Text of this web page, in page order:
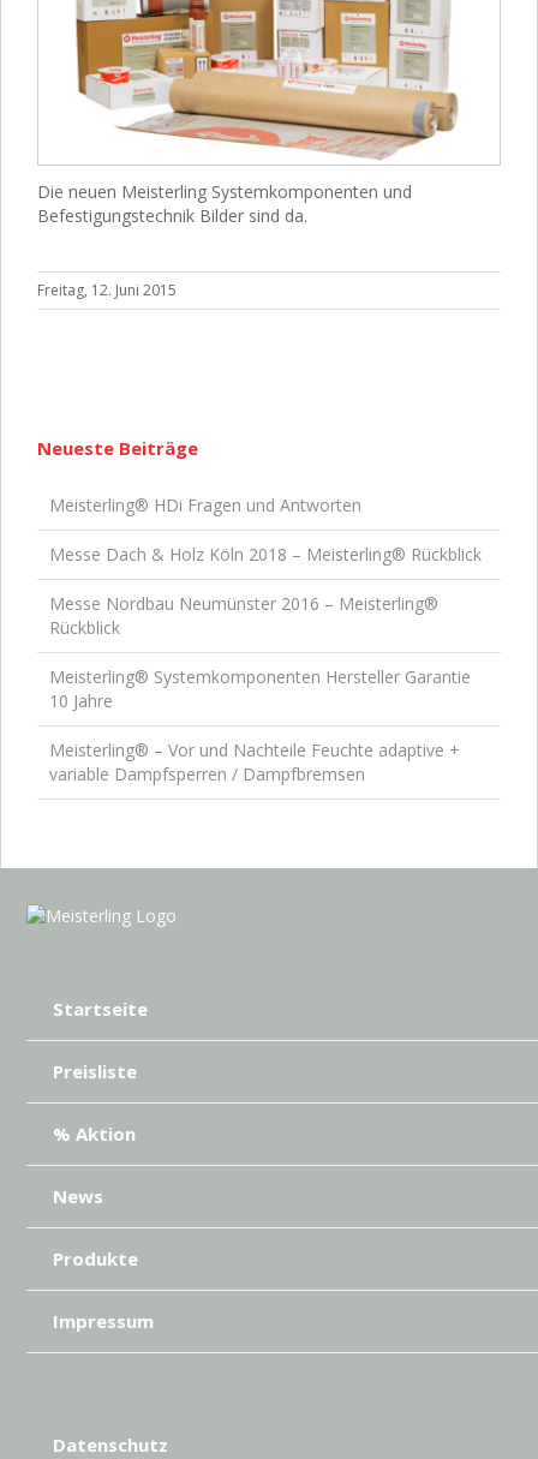
Die neuen Meisterling Systemkomponenten und
Befestigungstechnik Bilder sind da.
Freitag, 12. Juni 2015
Neueste Beiträge
Meisterling® HDi Fragen und Antworten
Messe Dach & Holz Köln 2018 – Meisterling® Rückblick
Messe Nordbau Neumünster 2016 – Meisterling®
Rückblick
Meisterling® Systemkomponenten Hersteller Garantie
10 Jahre
Meisterling® – Vor und Nachteile Feuchte adaptive +
variable Dampfsperren / Dampfbremsen
Startseite
Preisliste
% Aktion
News
Produkte
Impressum
Datenschutz